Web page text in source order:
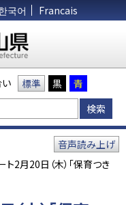
국어 Francais
標準 黒 青
ト2月20日（木）「保育つき
音声読み上げ